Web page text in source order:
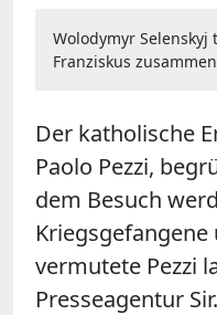
Wolodymyr
Franziskus
Der katholische
Paolo Pezzi,
dem Besuch
vermutete Pezzi
Presseagentur